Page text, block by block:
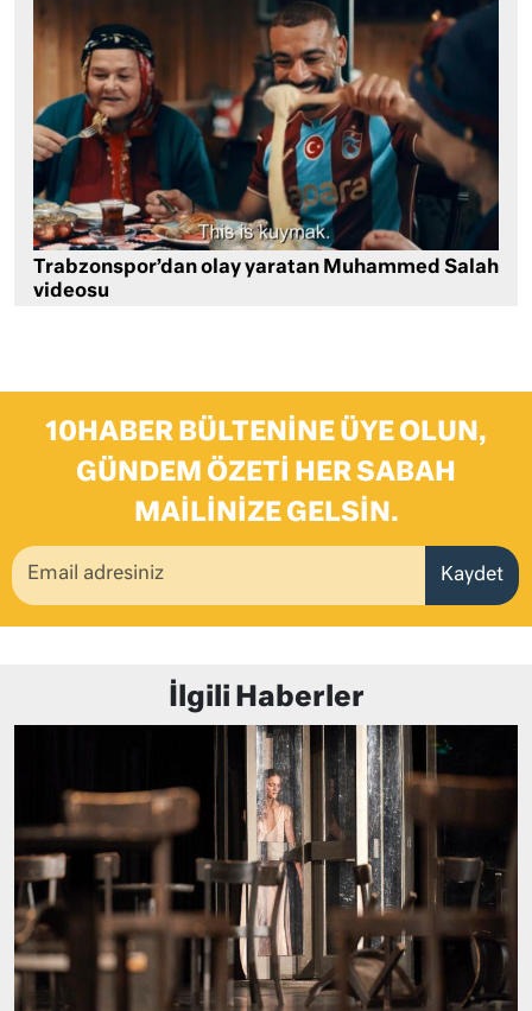
Trabzonspor’dan olay yaratan Muhammed Salah
videosu
10HABER BÜLTENINE ÜYE OLUN,
GÜNDEM ÖZETI HER SABAH
MAILINIZE GELSIN.
Kaydet
İlgili Haberler